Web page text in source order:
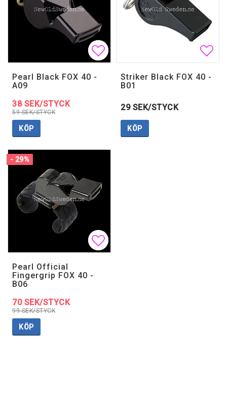
Lägg till i favoritlistan
Lägg till i favoritlistan
Pearl Black FOX 40 -
A09
59 SEK/STYCK
38 SEK/STYCK
KÖP
Striker Black FOX 40 -
B01
29 SEK/STYCK
KÖP
- 29%
Pearl Official
Fingergrip FOX 40 -
B06
99 SEK/STYCK
70 SEK/STYCK
KÖP